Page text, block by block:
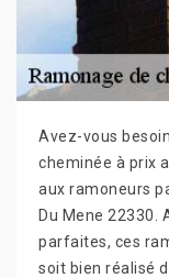
Avez-vous
cheminée à prix
aux ramoneurs
Du Mene 22330.
parfaites, ces
soit bien réalisé